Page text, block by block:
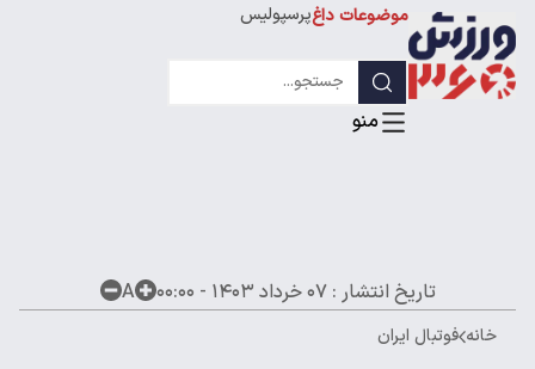
موضوعات داغپرسپولیس
لیگ قهرمانان
تاریخ انتشار :۰۷ خرداد ۱۴۰۳ - ۰۰:۰۰ A
خانه فوتبال ایران